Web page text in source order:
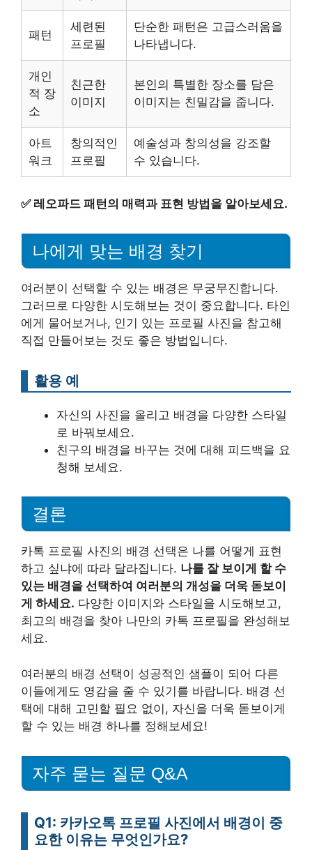
패턴
세련된
프로필
단순한 패턴은 고급스러움을
나타냅니다.
개인
적 장
소
친근한
이미지
본인의 특별한 장소를 담은
이미지는 친밀감을 줍니다.
아트
워크
창의적인
프로필
예술성과 창의성을 강조할
수 있습니다.
✅ 레오파드 패턴의 매력과 표현 방법을 알아보세요.
나에게 맞는 배경 찾기
여러분이 선택할 수 있는 배경은 무궁무진합니다.
그러므로 다양한 시도해보는 것이 중요합니다. 타인
에게 물어보거나, 인기 있는 프로필 사진을 참고해
직접 만들어보는 것도 좋은 방법입니다.
활용 예
자신의 사진을 올리고 배경을 다양한 스타일
로 바꿔보세요.
친구의 배경을 바꾸는 것에 대해 피드백을 요
청해 보세요.
결론
카톡 프로필 사진의 배경 선택은 나를 어떻게 표현
하고 싶냐에 따라 달라집니다. 나를 잘 보이게 할 수
있는 배경을 선택하여 여러분의 개성을 더욱 돋보이
게 하세요. 다양한 이미지와 스타일을 시도해보고,
최고의 배경을 찾아 나만의 카톡 프로필을 완성해보
세요.
여러분의 배경 선택이 성공적인 샘플이 되어 다른
이들에게도 영감을 줄 수 있기를 바랍니다. 배경 선
택에 대해 고민할 필요 없이, 자신을 더욱 돋보이게
할 수 있는 배경 하나를 정해보세요!
자주 묻는 질문 Q&A
Q1: 카카오톡 프로필 사진에서 배경이 중
요한 이유는 무엇인가요?